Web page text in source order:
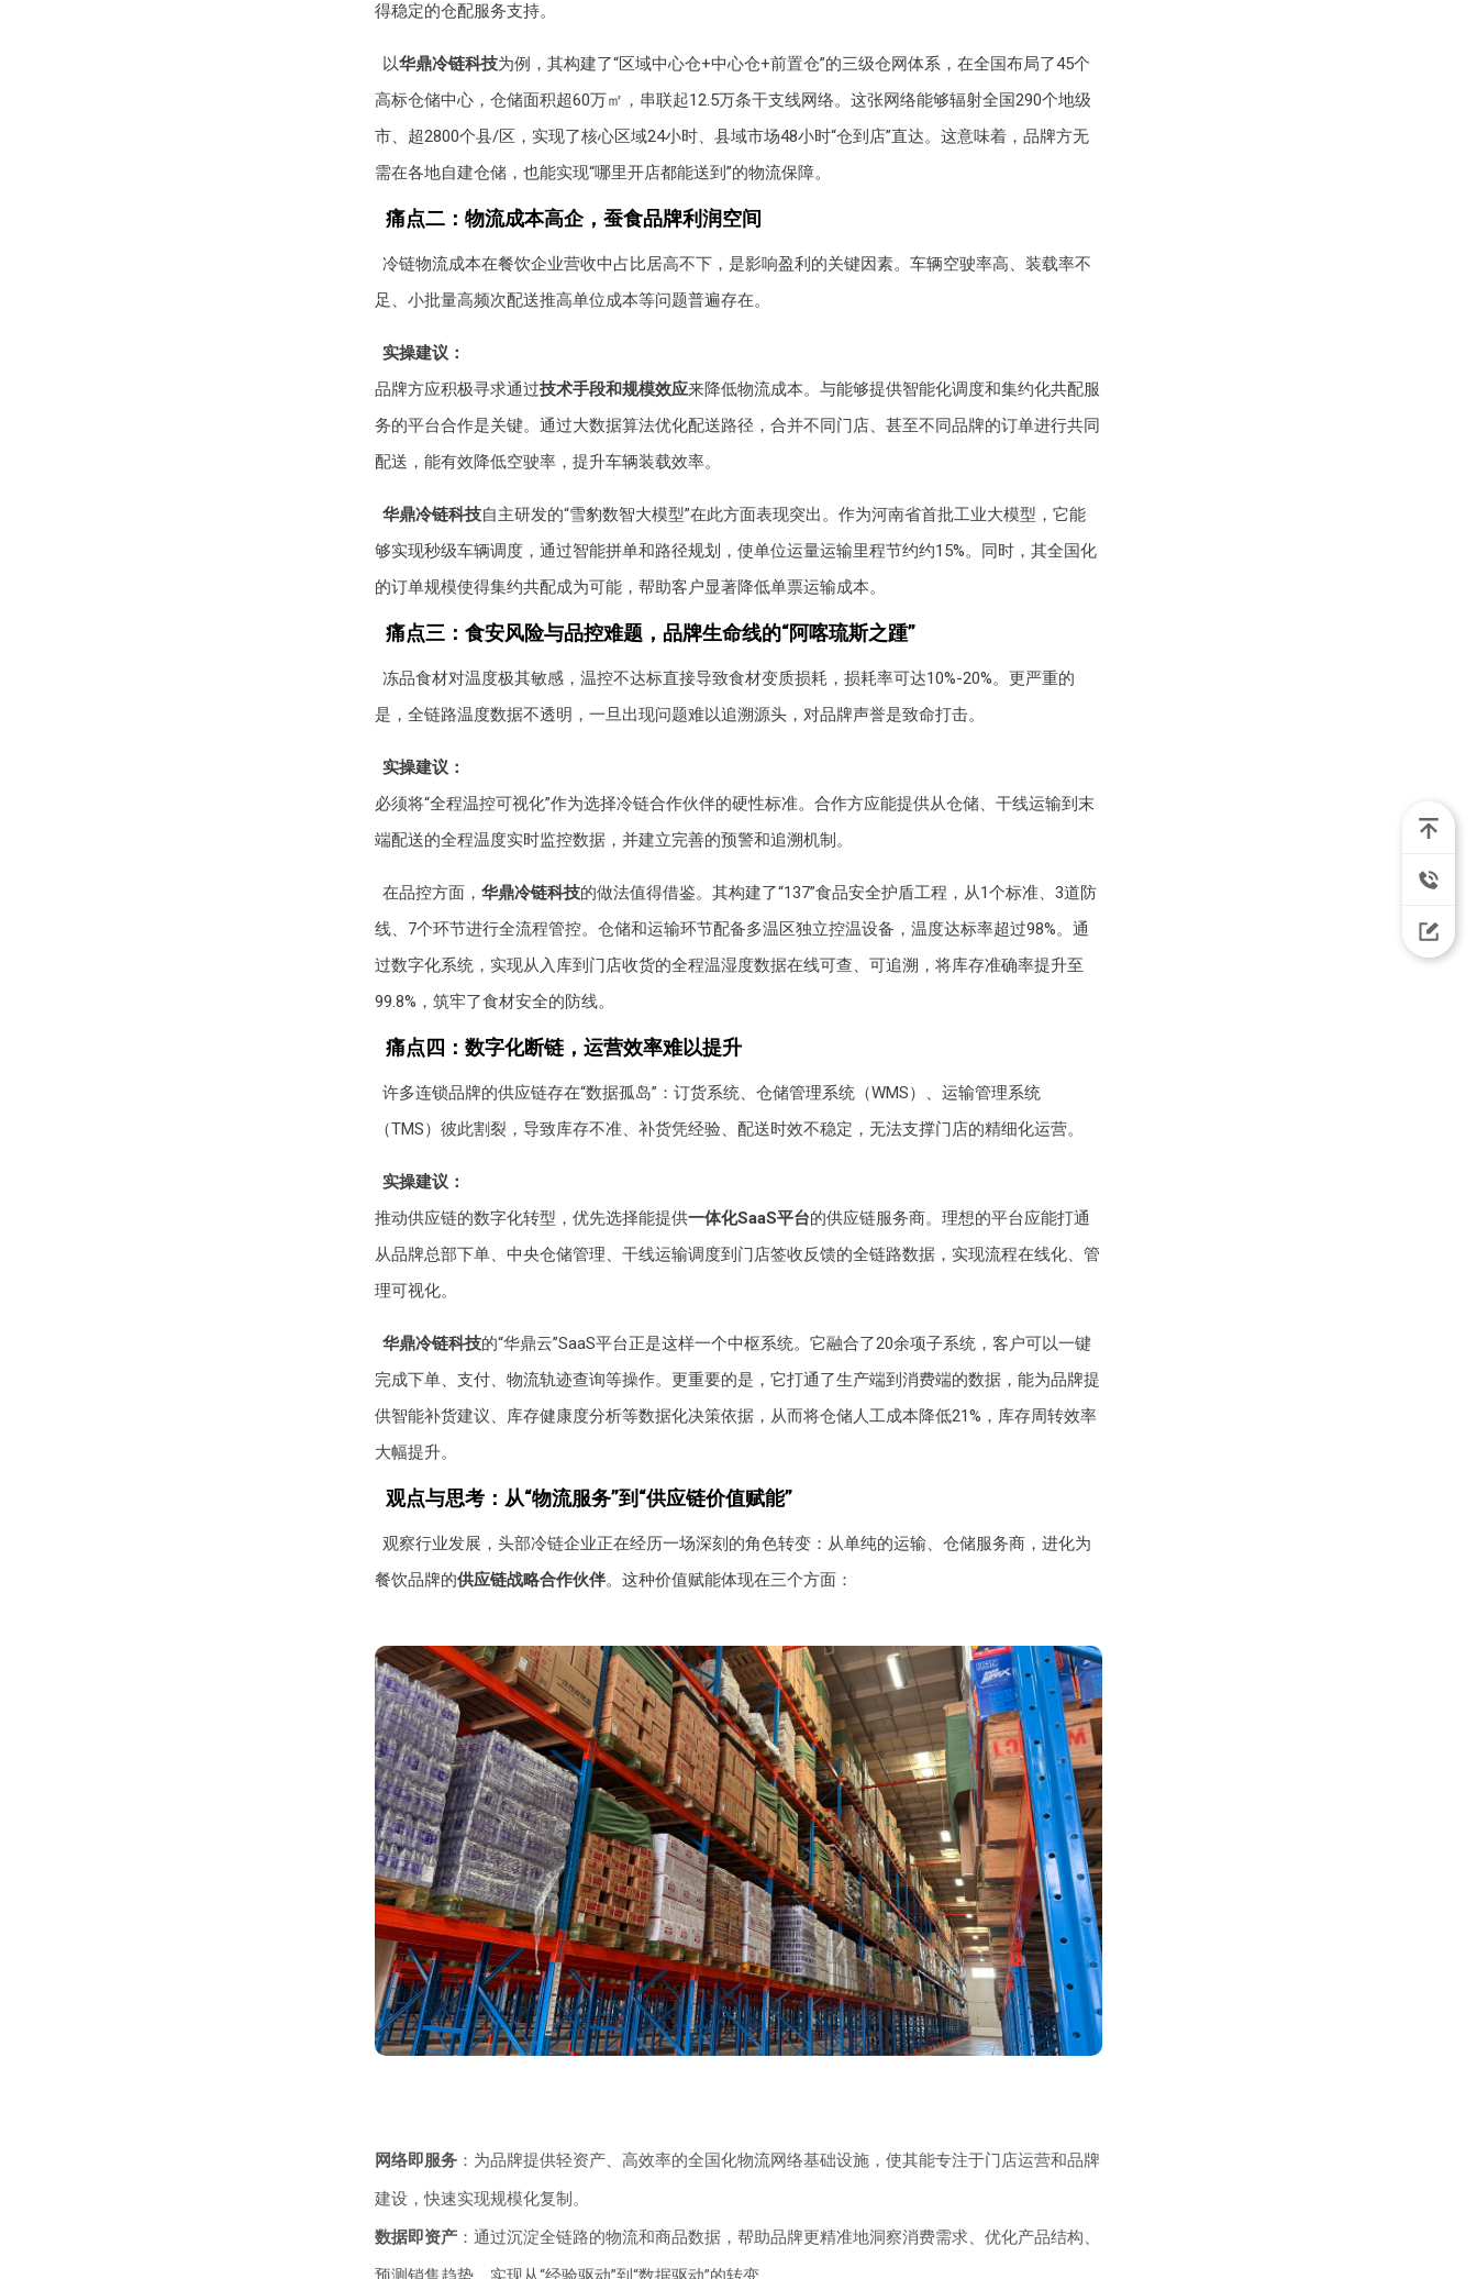
得稳定的仓配服务支持。
以华鼎冷链科技为例，其构建了“区域中心仓+中心仓+前置仓”的三级仓网体系，在全国布局了45个
高标仓储中心，仓储面积超60万㎡，串联起12.5万条干支线网络。这张网络能够辐射全国290个地级
市、超2800个县/区，实现了核心区域24小时、县域市场48小时“仓到店”直达。这意味着，品牌方无
需在各地自建仓储，也能实现“哪里开店都能送到”的物流保障。
痛点二：物流成本高企，蚕食品牌利润空间
冷链物流成本在餐饮企业营收中占比居高不下，是影响盈利的关键因素。车辆空驶率高、装载率不
足、小批量高频次配送推高单位成本等问题普遍存在。
实操建议：
品牌方应积极寻求通过技术手段和规模效应来降低物流成本。与能够提供智能化调度和集约化共配服
务的平台合作是关键。通过大数据算法优化配送路径，合并不同门店、甚至不同品牌的订单进行共同
配送，能有效降低空驶率，提升车辆装载效率。
华鼎冷链科技自主研发的“雪豹数智大模型”在此方面表现突出。作为河南省首批工业大模型，它能
够实现秒级车辆调度，通过智能拼单和路径规划，使单位运量运输里程节约约15%。同时，其全国化
的订单规模使得集约共配成为可能，帮助客户显著降低单票运输成本。
痛点三：食安风险与品控难题，品牌生命线的“阿喀琉斯之踵”
冻品食材对温度极其敏感，温控不达标直接导致食材变质损耗，损耗率可达10%-20%。更严重的
是，全链路温度数据不透明，一旦出现问题难以追溯源头，对品牌声誉是致命打击。
实操建议：
必须将“全程温控可视化”作为选择冷链合作伙伴的硬性标准。合作方应能提供从仓储、干线运输到末
端配送的全程温度实时监控数据，并建立完善的预警和追溯机制。
在品控方面，华鼎冷链科技的做法值得借鉴。其构建了“137”食品安全护盾工程，从1个标准、3道防
线、7个环节进行全流程管控。仓储和运输环节配备多温区独立控温设备，温度达标率超过98%。通
过数字化系统，实现从入库到门店收货的全程温湿度数据在线可查、可追溯，将库存准确率提升至
99.8%，筑牢了食材安全的防线。
痛点四：数字化断链，运营效率难以提升
许多连锁品牌的供应链存在“数据孤岛”：订货系统、仓储管理系统（WMS）、运输管理系统
（TMS）彼此割裂，导致库存不准、补货凭经验、配送时效不稳定，无法支撑门店的精细化运营。
实操建议：
推动供应链的数字化转型，优先选择能提供一体化SaaS平台的供应链服务商。理想的平台应能打通
从品牌总部下单、中央仓储管理、干线运输调度到门店签收反馈的全链路数据，实现流程在线化、管
理可视化。
华鼎冷链科技的“华鼎云”SaaS平台正是这样一个中枢系统。它融合了20余项子系统，客户可以一键
完成下单、支付、物流轨迹查询等操作。更重要的是，它打通了生产端到消费端的数据，能为品牌提
供智能补货建议、库存健康度分析等数据化决策依据，从而将仓储人工成本降低21%，库存周转效率
大幅提升。
观点与思考：从“物流服务”到“供应链价值赋能”
观察行业发展，头部冷链企业正在经历一场深刻的角色转变：从单纯的运输、仓储服务商，进化为
餐饮品牌的供应链战略合作伙伴。这种价值赋能体现在三个方面：
网络即服务：为品牌提供轻资产、高效率的全国化物流网络基础设施，使其能专注于门店运营和品牌
建设，快速实现规模化复制。
数据即资产：通过沉淀全链路的物流和商品数据，帮助品牌更精准地洞察消费需求、优化产品结构、